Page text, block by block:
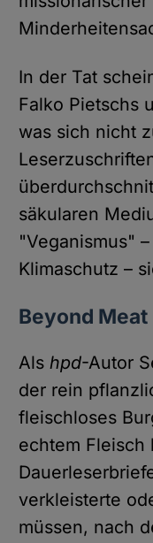
In der Tat
Falko Pietschs
was sich nicht
säkularen
"Veganismus"
Klimaschutz –
Beyond Meat
Alshpd-Autor
der rein
fleischloses
echtem Fleisch
verkleisterte
müssen, nach